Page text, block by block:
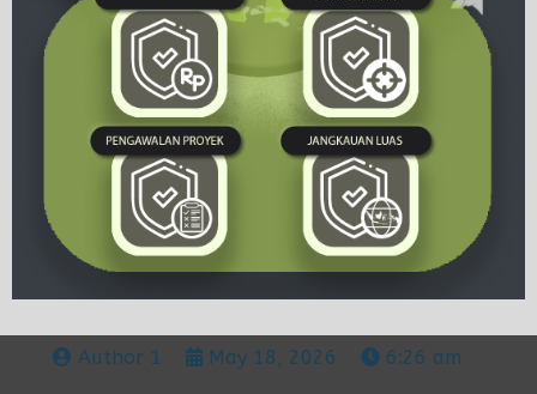
Author 1 May 18, 2026 6:26 am